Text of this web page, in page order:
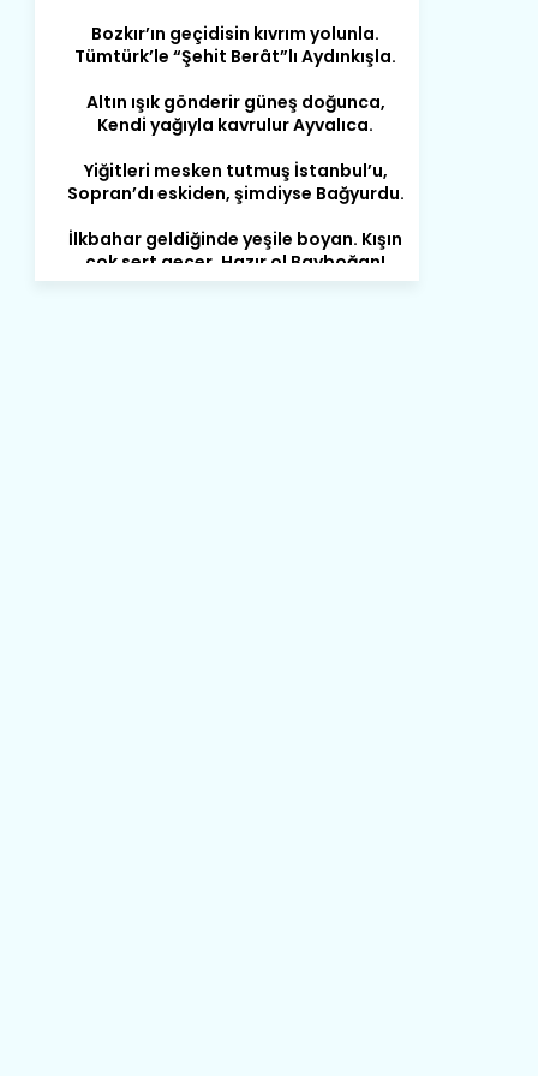
Altın ışık gönderir güneş doğunca,
Kendi yağıyla kavrulur Ayvalıca.
Yiğitleri mesken tutmuş İstanbul’u,
Sopran’dı eskiden, şimdiyse Bağyurdu.
İlkbahar geldiğinde yeşile boyan. Kışın
çok sert geçer. Hazır ol Bayboğan!
Çok insanın gidip olmuş Avrupalı,